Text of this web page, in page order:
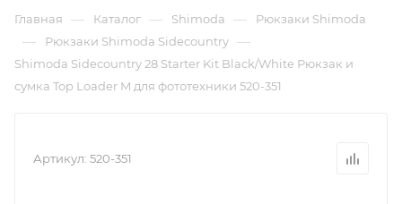
Главная — Каталог — Shimoda — Рюкзаки Shimoda
— Рюкзаки Shimoda Sidecountry —
Shimoda Sidecountry 28 Starter Kit Black/White Рюкзак и
сумка Top Loader M для фототехники 520-351
Артикул: 520-351